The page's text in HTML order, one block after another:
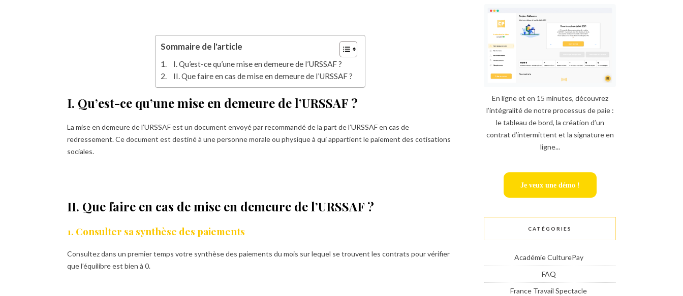
Sommaire de l'article
I. Qu’est-ce qu’une mise en demeure de l’URSSAF ?
II. Que faire en cas de mise en demeure de l’URSSAF ?
I. Qu’est-ce qu’une mise en demeure de l’URSSAF ?
La mise en demeure de l’URSSAF est un document envoyé par recommandé de la part de l’URSSAF en cas de
redressement. Ce document est destiné à une personne morale ou physique à qui appartient le paiement des cotisations
sociales.
II. Que faire en cas de mise en demeure de l’URSSAF ?
1. Consulter sa synthèse des paiements
Consultez dans un premier temps votre synthèse des paiements du mois sur lequel se trouvent les contrats pour vérifier
que l’équilibre est bien à 0.
En ligne et en 15 minutes, découvrez
l’intégralité de notre processus de paie :
le tableau de bord, la création d’un
contrat d’intermittent et la signature en
ligne...
Je veux une démo !
CATÉGORIES
Académie CulturePay
FAQ
France Travail Spectacle